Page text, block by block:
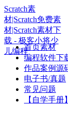
Scratch素
材|Scratch免费素
材|Scratch素材下
载 - 极客小将少
儿编程首页素材
编程软件下
作品案例源
电子书/真题
常见问题
【自学手册】